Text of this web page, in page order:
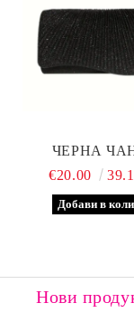
ЧЕРНА
€20.00
Нови